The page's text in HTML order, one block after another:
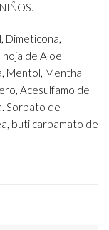
Dimeticona,
de Aloe
Mentol, Mentha
Acesulfamo de
Sorbato de
butilcarbamato de